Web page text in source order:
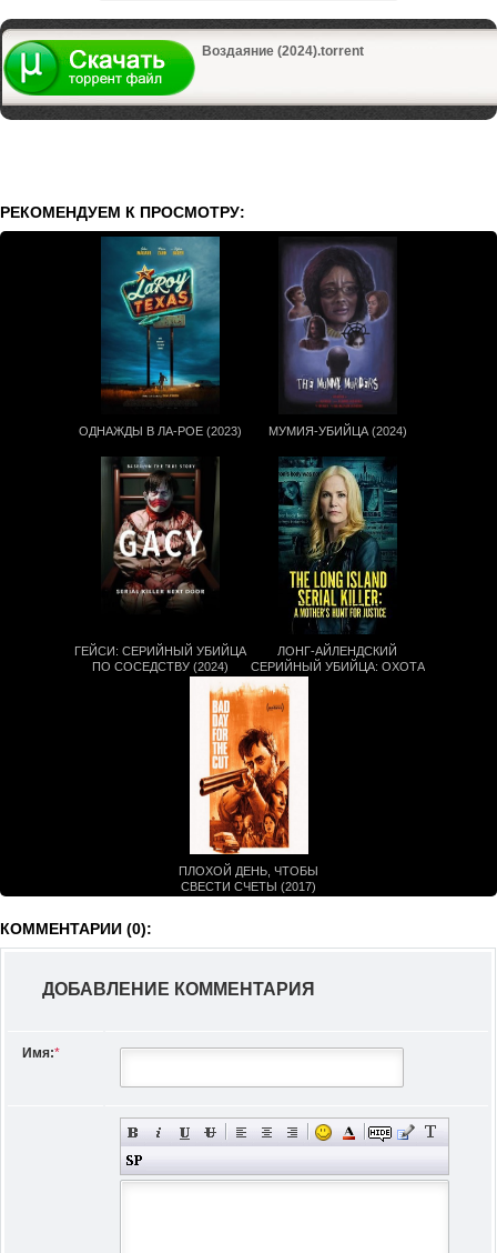
Воздаяние (2024).torrent
РЕКОМЕНДУЕМ К ПРОСМОТРУ:
ОДНАЖДЫ В ЛА-РОЕ (2023) МУМИЯ-УБИЙЦА (2024)
ГЕЙСИ: СЕРИЙНЫЙ УБИЙЦА
ПО СОСЕДСТВУ (2024)
ЛОНГ-АЙЛЕНДСКИЙ
СЕРИЙНЫЙ УБИЙЦА: ОХОТА
СПРАВЕДЛИВОСТЬЮ (2021)
ПЛОХОЙ ДЕНЬ, ЧТОБЫ
СВЕСТИ СЧЕТЫ (2017)
КОММЕНТАРИИ (0):
ДОБАВЛЕНИЕ КОММЕНТАРИЯ
Имя:*